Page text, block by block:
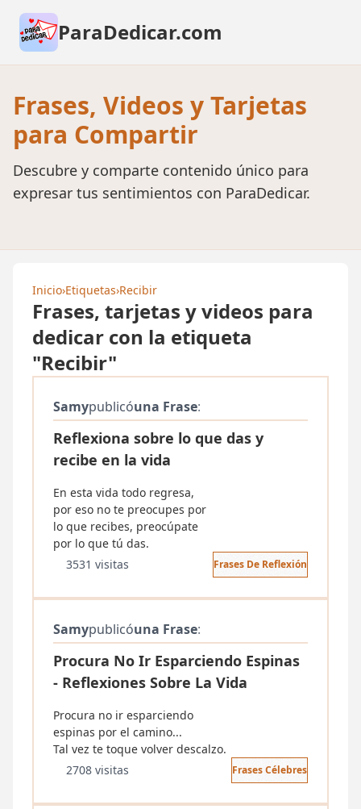
ParaDedicar.com
Frases, Videos y Tarjetas
para Compartir
Descubre y comparte contenido único para
expresar tus sentimientos con ParaDedicar.
Inicio›Etiquetas›Recibir
Frases, tarjetas y videos para
dedicar con la etiqueta
"Recibir"
Samypublicóuna Frase:
Reflexiona sobre lo que das y
recibe en la vida
En esta vida todo regresa,
por eso no te preocupes por
lo que recibes, preocúpate
por lo que tú das.
3531 visitas
Frases De Reflexión
Samypublicóuna Frase:
Procura No Ir Esparciendo Espinas
- Reflexiones Sobre La Vida
Procura no ir esparciendo
espinas por el camino...
Tal vez te toque volver descalzo.
2708 visitas
Frases Célebres